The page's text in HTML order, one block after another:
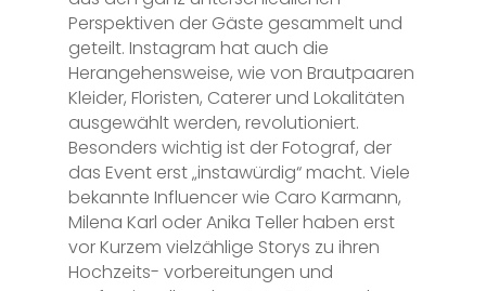
Perspektiven der Gäste gesammelt und
geteilt. Instagram hat auch die
Herangehensweise, wie von Brautpaaren
Kleider, Floristen, Caterer und Lokalitäten
ausgewählt werden, revolutioniert.
Besonders wichtig ist der Fotograf, der
das Event erst „instawürdig“ macht. Viele
bekannte Influencer wie Caro Karmann,
Milena Karl oder Anika Teller haben erst
vor Kurzem vielzählige Storys zu ihren
Hochzeits- vorbereitungen und